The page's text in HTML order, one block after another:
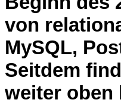
von
MySQL,
Seitdem
weiter oben